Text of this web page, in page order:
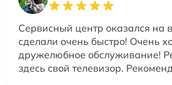
Сервисный центр оказался на
сделали очень быстро! Очень
дружелюбное обслуживание!
здесь свой телевизор.